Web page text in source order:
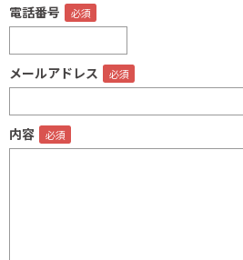
電話番号
メールアドレス
内容